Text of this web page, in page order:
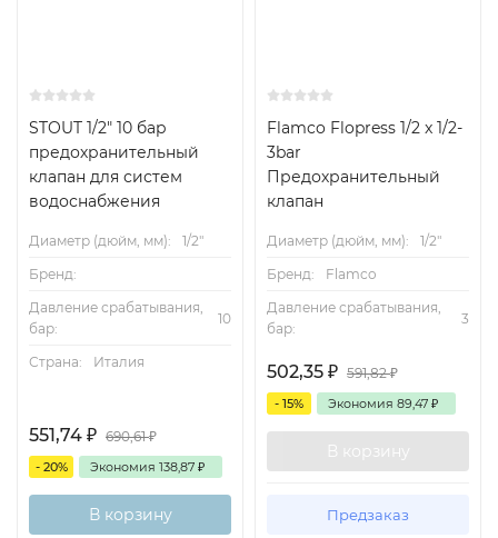
STOUT 1/2" 10 бар
предохранительный
клапан для систем
водоснабжения
Диаметр (дюйм, мм):
1/2"
Бренд:
Давление срабатывания,
бар:
10
Страна: Италия
551,74 ₽ 690,61₽
- 20% Экономия 138,87 ₽
В корзину
Flamco Flopress 1/2 x 1/2-
3bar
Предохранительный
клапан
Диаметр (дюйм, мм):
1/2"
Бренд:
Flamco
Давление срабатывания,
бар:
3
502,35 ₽ 591,82₽
- 15% Экономия 89,47 ₽
В корзину
Предзаказ